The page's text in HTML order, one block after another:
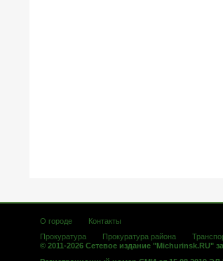
О городе
Контакты
Прокуратура
Прокуратура района
© 2011-2026 Сетевое издание "Michurinsk.RU"